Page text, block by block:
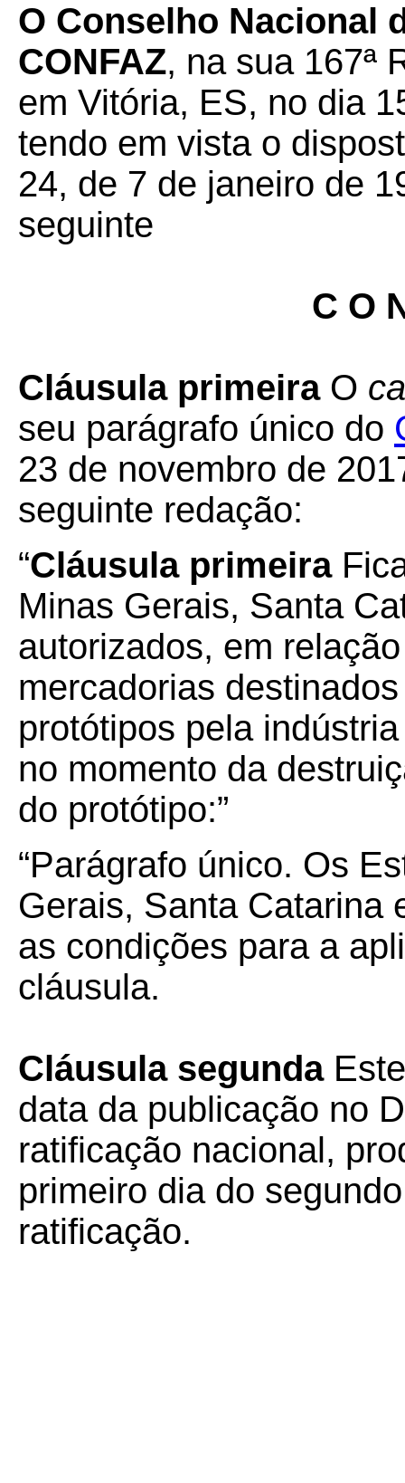
O Conselho Nacional
CONFAZ, na sua 167ª
em Vitória, ES, no dia
tendo em vista o
24, de 7 de janeiro de
seguinte
C O
Cláusula primeira O
seu parágrafo único do
23 de novembro de
seguinte redação:
“Cláusula primeira
Minas Gerais, Santa
autorizados, em
mercadorias
protótipos pela
no momento da
do protótipo:”
“Parágrafo único. Os
Gerais, Santa Catarina
as condições para a
cláusula.
Cláusula segunda
data da publicação no
ratificação nacional,
primeiro dia do
ratificação.